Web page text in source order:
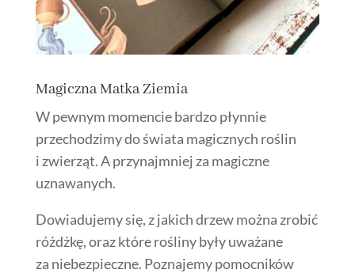
Magiczna Matka Ziemia
W pewnym momencie bardzo płynnie
przechodzimy do świata magicznych roślin
i zwierząt. A przynajmniej za magiczne
uznawanych.
Dowiadujemy się, z jakich drzew można zrobić
różdżkę, oraz które rośliny były uważane
za niebezpieczne. Poznajemy pomocników